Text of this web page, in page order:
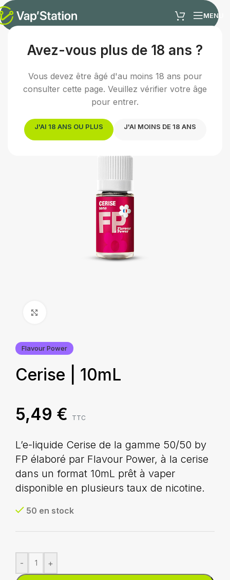
Avez-vous plus de 18 ans ?
Vous devez être âgé d'au moins 18 ans pour
consulter cette page. Veuillez vérifier votre âge
pour entrer.
J'AI 18 ANS OU PLUS J'AI MOINS DE 18 ANS
MENU
Accueil /E-liquides/E-liquide fruité
Flavour Power
Cerise | 10mL
5,49 € TTC
L’e-liquide Cerise de la gamme 50/50 by
FP élaboré par Flavour Power, à la cerise
dans un format 10mL prêt à vaper
disponible en plusieurs taux de nicotine.
50 en stock
- +